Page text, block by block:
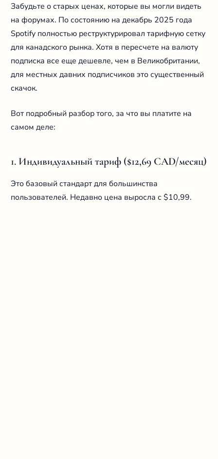
Забудьте о старых ценах, которые вы могли видеть
на форумах. По состоянию на декабрь 2025 года
Spotify полностью реструктурировал тарифную сетку
для канадского рынка. Хотя в пересчете на валюту
подписка все еще дешевле, чем в Великобритании,
для местных давних подписчиков это существенный
скачок.
Вот подробный разбор того, за что вы платите на
самом деле:
1. Индивидуальный тариф ($12,69 CAD/месяц)
Это базовый стандарт для большинства
пользователей. Недавно цена выросла с $10,99.